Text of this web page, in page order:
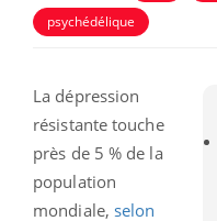
psychédélique
La dépression
résistante touche
près de 5 % de la
population
mondiale, selon